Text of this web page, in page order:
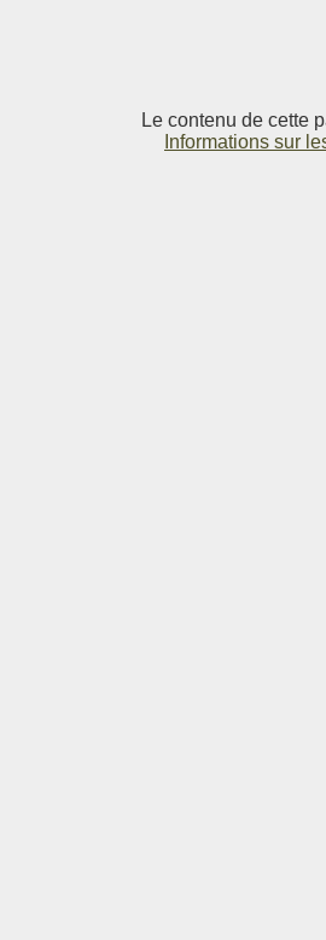
Le contenu de cette
Informations sur